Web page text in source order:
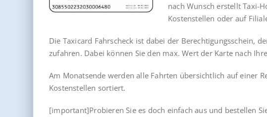
nach Wunsch erstellt Taxi-
Kostenstellen oder auf
Die Taxicard Fahrscheck ist dabei der Berechtigungsschein,
zufahren. Dabei können Sie den max. Wert der Karte nach
Am Monatsende werden alle Fahrten übersichtlich auf einer
Kostenstellen sortiert.
[important]Probieren Sie es doch einfach aus und bestellen